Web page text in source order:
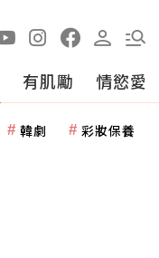
有肌勵 情慾愛
韓劇 彩妝保養